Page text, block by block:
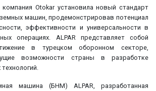
компания Otokar установила новый стандарт
машин, продемонстрировав потенциал
эффективности и универсальности в
операциях. ALPAR представляет собой
в турецком оборонном секторе,
возможности страны в разработке
машина (БНМ) ALPAR, разработанная